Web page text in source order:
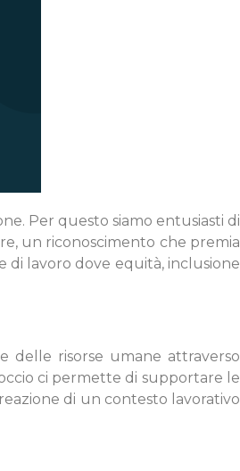
Per questo siamo entusiasti di
un riconoscimento che premia
di lavoro dove equità, inclusione
delle risorse umane attraverso
ci permette di supportare le
di un contesto lavorativo